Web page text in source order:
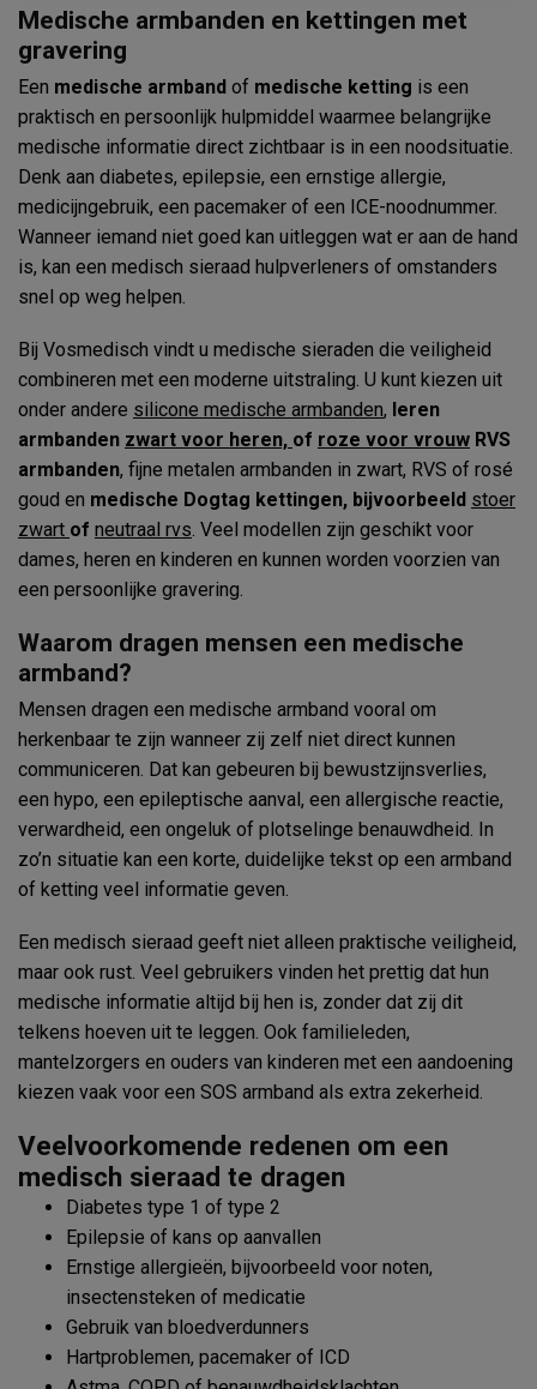
Medische armbanden en kettingen met
gravering
Een medische armband of medische ketting is een
praktisch en persoonlijk hulpmiddel waarmee belangrijke
medische informatie direct zichtbaar is in een noodsituatie.
Denk aan diabetes, epilepsie, een ernstige allergie,
medicijngebruik, een pacemaker of een ICE-noodnummer.
Wanneer iemand niet goed kan uitleggen wat er aan de hand
is, kan een medisch sieraad hulpverleners of omstanders
snel op weg helpen.
Bij Vosmedisch vindt u medische sieraden die veiligheid
combineren met een moderne uitstraling. U kunt kiezen uit
onder andere silicone medische armbanden, leren
armbanden zwart voor heren, of roze voor vrouw RVS
armbanden, fijne metalen armbanden in zwart, RVS of rosé
goud en medische Dogtag kettingen, bijvoorbeeld stoer
zwart of neutraal rvs. Veel modellen zijn geschikt voor
dames, heren en kinderen en kunnen worden voorzien van
een persoonlijke gravering.
Waarom dragen mensen een medische
armband?
Mensen dragen een medische armband vooral om
herkenbaar te zijn wanneer zij zelf niet direct kunnen
communiceren. Dat kan gebeuren bij bewustzijnsverlies,
een hypo, een epileptische aanval, een allergische reactie,
verwardheid, een ongeluk of plotselinge benauwdheid. In
zo’n situatie kan een korte, duidelijke tekst op een armband
of ketting veel informatie geven.
Een medisch sieraad geeft niet alleen praktische veiligheid,
maar ook rust. Veel gebruikers vinden het prettig dat hun
medische informatie altijd bij hen is, zonder dat zij dit
telkens hoeven uit te leggen. Ook familieleden,
mantelzorgers en ouders van kinderen met een aandoening
kiezen vaak voor een SOS armband als extra zekerheid.
Veelvoorkomende redenen om een
medisch sieraad te dragen
Diabetes type 1 of type 2
Epilepsie of kans op aanvallen
Ernstige allergieën, bijvoorbeeld voor noten,
insectensteken of medicatie
Gebruik van bloedverdunners
Hartproblemen, pacemaker of ICD